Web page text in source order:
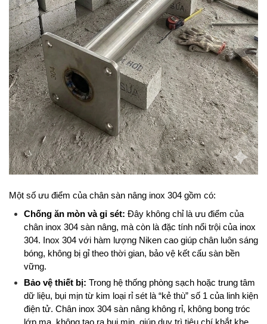
Một số ưu điểm của chân sàn nâng inox 304 gồm có:
Chống ăn mòn và gỉ sét: Đây không chỉ là ưu điểm của
chân inox 304 sàn nâng, mà còn là đặc tính nổi trội của inox
304. Inox 304 với hàm lượng Niken cao giúp chân luôn sáng
bóng, không bị gỉ theo thời gian, bảo vệ kết cấu sàn bền
vững.
Bảo vệ thiết bị: Trong hệ thống phòng sạch hoặc trung tâm
dữ liệu, bụi mịn từ kim loại rỉ sét là “kẻ thù” số 1 của linh kiện
điện tử. Chân inox 304 sàn nâng không rỉ, không bong tróc
lớp mạ, không tạo ra bụi mịn, giúp duy trì tiêu chí khắt khe